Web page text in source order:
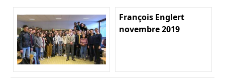
François Englert
novembre 2019